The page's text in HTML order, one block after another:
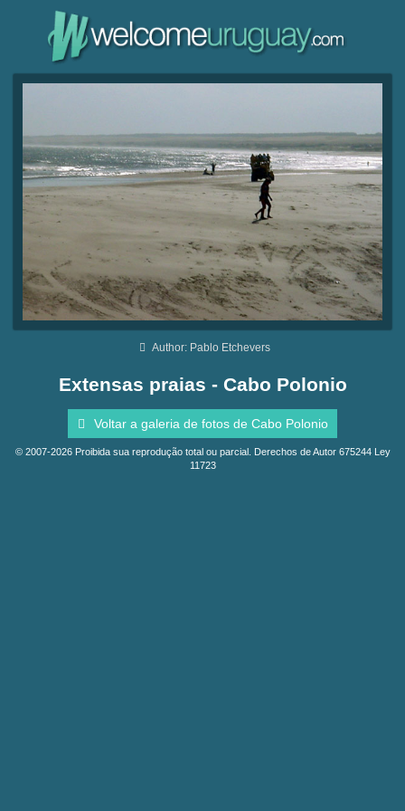
Author: Pablo Etchevers
Extensas praias - Cabo Polonio
Voltar a galeria de fotos de Cabo Polonio
© 2007-2026 Proibida sua reprodução total ou parcial. Derechos de Autor 675244 Ley
11723